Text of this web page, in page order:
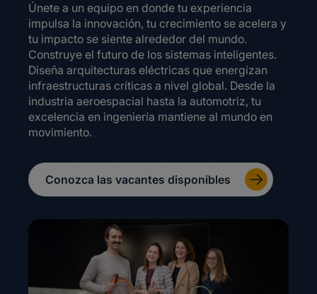
Únete a un equipo en donde tu experiencia
impulsa la innovación, tu crecimiento se acelera y
tu impacto se siente alrededor del mundo.
Construye el futuro de los sistemas inteligentes.
Diseña arquitecturas eléctricas que energizan
infraestructuras críticas a nivel global. Desde la
industria aeroespacial hasta la automotriz, tu
excelencia en ingeniería mantiene al mundo en
movimiento.
Conozca las vacantes disponibles